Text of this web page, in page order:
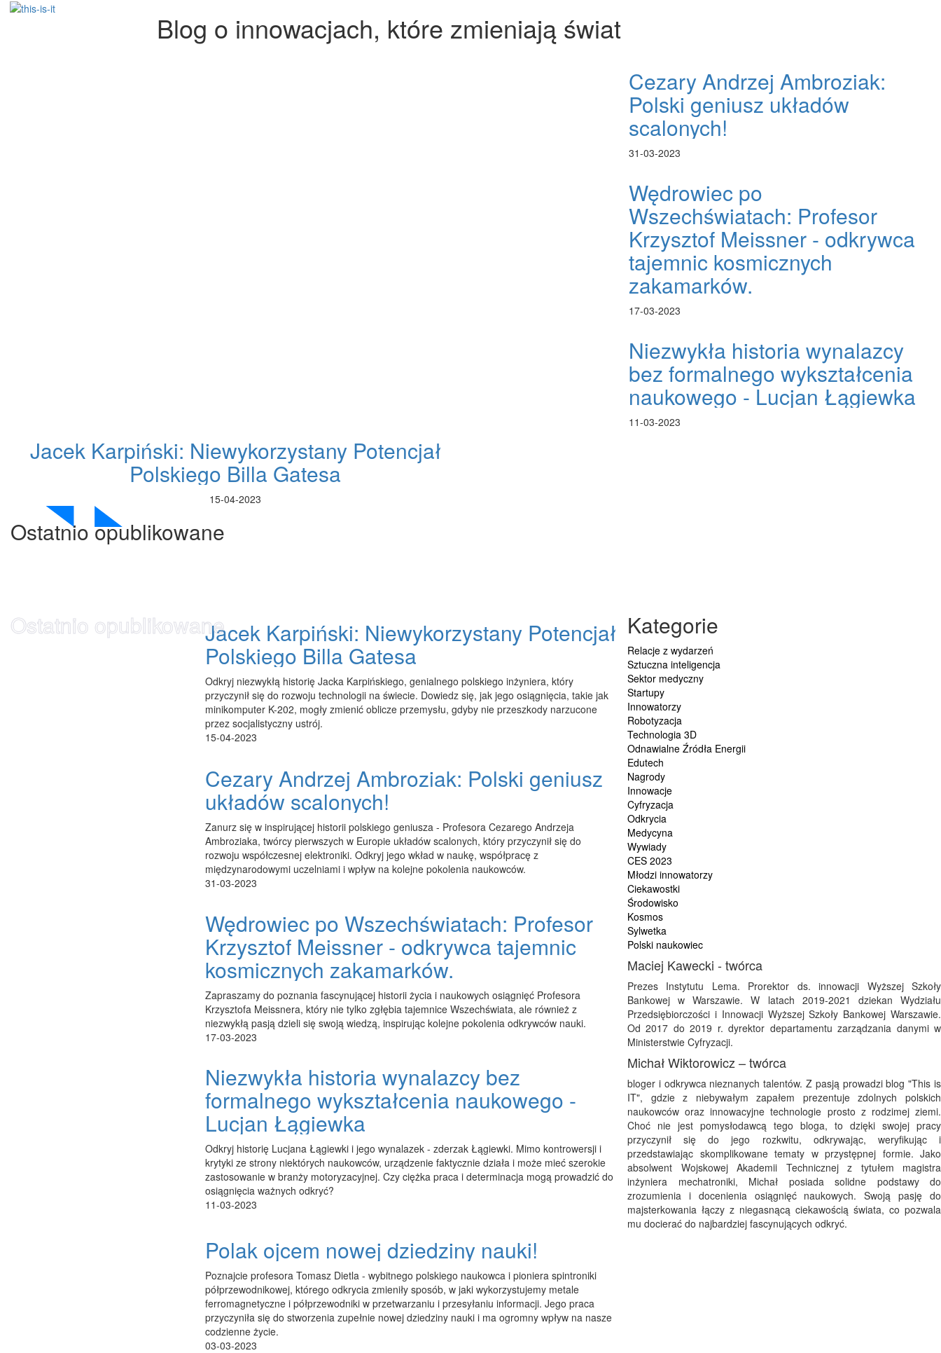
Blog o innowacjach, które zmieniają świat
Jacek Karpiński: Niewykorzystany Potencjał
Polskiego Billa Gatesa
15-04-2023
Cezary Andrzej Ambroziak:
Polski geniusz układów
scalonych!
31-03-2023
Wędrowiec po
Wszechświatach: Profesor
Krzysztof Meissner - odkrywca
tajemnic kosmicznych
zakamarków.
17-03-2023
Niezwykła historia wynalazcy
bez formalnego wykształcenia
naukowego - Lucjan Łągiewka
11-03-2023
Ostatnio opublikowane
Ostatnio opublikowane
Ostatnio opublikowane
Ostatnio opublikowaneJacek Karpiński: Niewykorzystany Potencjał
Polskiego Billa Gatesa
Odkryj niezwykłą historię Jacka Karpińskiego, genialnego polskiego inżyniera, który
przyczynił się do rozwoju technologii na świecie. Dowiedz się, jak jego osiągnięcia, takie jak
minikomputer K-202, mogły zmienić oblicze przemysłu, gdyby nie przeszkody narzucone
przez socjalistyczny ustrój.
15-04-2023
Cezary Andrzej Ambroziak: Polski geniusz
układów scalonych!
Zanurz się w inspirującej historii polskiego geniusza - Profesora Cezarego Andrzeja
Ambroziaka, twórcy pierwszych w Europie układów scalonych, który przyczynił się do
rozwoju współczesnej elektroniki. Odkryj jego wkład w naukę, współpracę z
międzynarodowymi uczelniami i wpływ na kolejne pokolenia naukowców.
31-03-2023
Wędrowiec po Wszechświatach: Profesor
Krzysztof Meissner - odkrywca tajemnic
kosmicznych zakamarków.
Zapraszamy do poznania fascynującej historii życia i naukowych osiągnięć Profesora
Krzysztofa Meissnera, który nie tylko zgłębia tajemnice Wszechświata, ale również z
niezwykłą pasją dzieli się swoją wiedzą, inspirując kolejne pokolenia odkrywców nauki.
17-03-2023
Niezwykła historia wynalazcy bez
formalnego wykształcenia naukowego -
Lucjan Łągiewka
Odkryj historię Lucjana Łągiewki i jego wynalazek - zderzak Łągiewki. Mimo kontrowersji i
krytyki ze strony niektórych naukowców, urządzenie faktycznie działa i może mieć szerokie
zastosowanie w branży motoryzacyjnej. Czy ciężka praca i determinacja mogą prowadzić do
osiągnięcia ważnych odkryć?
11-03-2023
Polak ojcem nowej dziedziny nauki!
Poznajcie profesora Tomasz Dietla - wybitnego polskiego naukowca i pioniera spintroniki
półprzewodnikowej, którego odkrycia zmieniły sposób, w jaki wykorzystujemy metale
ferromagnetyczne i półprzewodniki w przetwarzaniu i przesyłaniu informacji. Jego praca
przyczyniła się do stworzenia zupełnie nowej dziedziny nauki i ma ogromny wpływ na nasze
codzienne życie.
03-03-2023
Kategorie
Relacje z wydarzeń
Sztuczna inteligencja
Sektor medyczny
Startupy
Innowatorzy
Robotyzacja
Technologia 3D
Odnawialne Źródła Energii
Edutech
Nagrody
Innowacje
Cyfryzacja
Odkrycia
Medycyna
Wywiady
CES 2023
Młodzi innowatorzy
Ciekawostki
Środowisko
Kosmos
Sylwetka
Polski naukowiec
Maciej Kawecki - twórca
Prezes Instytutu Lema. Prorektor ds. innowacji Wyższej Szkoły
Bankowej w Warszawie. W latach 2019-2021 dziekan Wydziału
Przedsiębiorczości i Innowacji Wyższej Szkoły Bankowej Warszawie.
Od 2017 do 2019 r. dyrektor departamentu zarządzania danymi w
Ministerstwie Cyfryzacji.
Michał Wiktorowicz – twórca
bloger i odkrywca nieznanych talentów. Z pasją prowadzi blog "This is
IT", gdzie z niebywałym zapałem prezentuje zdolnych polskich
naukowców oraz innowacyjne technologie prosto z rodzimej ziemi.
Choć nie jest pomysłodawcą tego bloga, to dzięki swojej pracy
przyczynił się do jego rozkwitu, odkrywając, weryfikując i
przedstawiając skomplikowane tematy w przystępnej formie. Jako
absolwent Wojskowej Akademii Technicznej z tytułem magistra
inżyniera mechatroniki, Michał posiada solidne podstawy do
zrozumienia i docenienia osiągnięć naukowych. Swoją pasję do
majsterkowania łączy z niegasnącą ciekawością świata, co pozwala
mu docierać do najbardziej fascynujących odkryć.